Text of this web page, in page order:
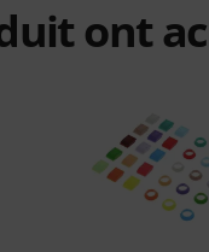
ont